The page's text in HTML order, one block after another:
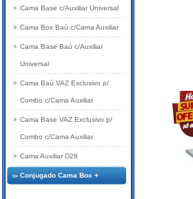
Cama Base c/Auxiliar Universal
Cama Box Baú c/Cama Auxiliar
Cama Base Baú c/Auxiliar
Universal
Cama Baú VAZ Exclusivo p/
Combo c/Cama Auxiliar
Cama Base VAZ Exclusivo p/
Combo c/Cama Auxiliar
Cama Auxiliar D28
Conjugado Cama Box +